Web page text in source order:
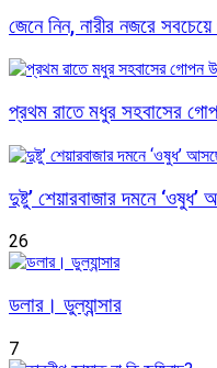
জেনে নিন, নারীর নজরে
প্রথম রাতে মধুর সহবাসের
দুষ্টু’ শেয়ারবাজার দমনে ‘ওষুধ’
26
ডলার। ডুল্যান্সার
7